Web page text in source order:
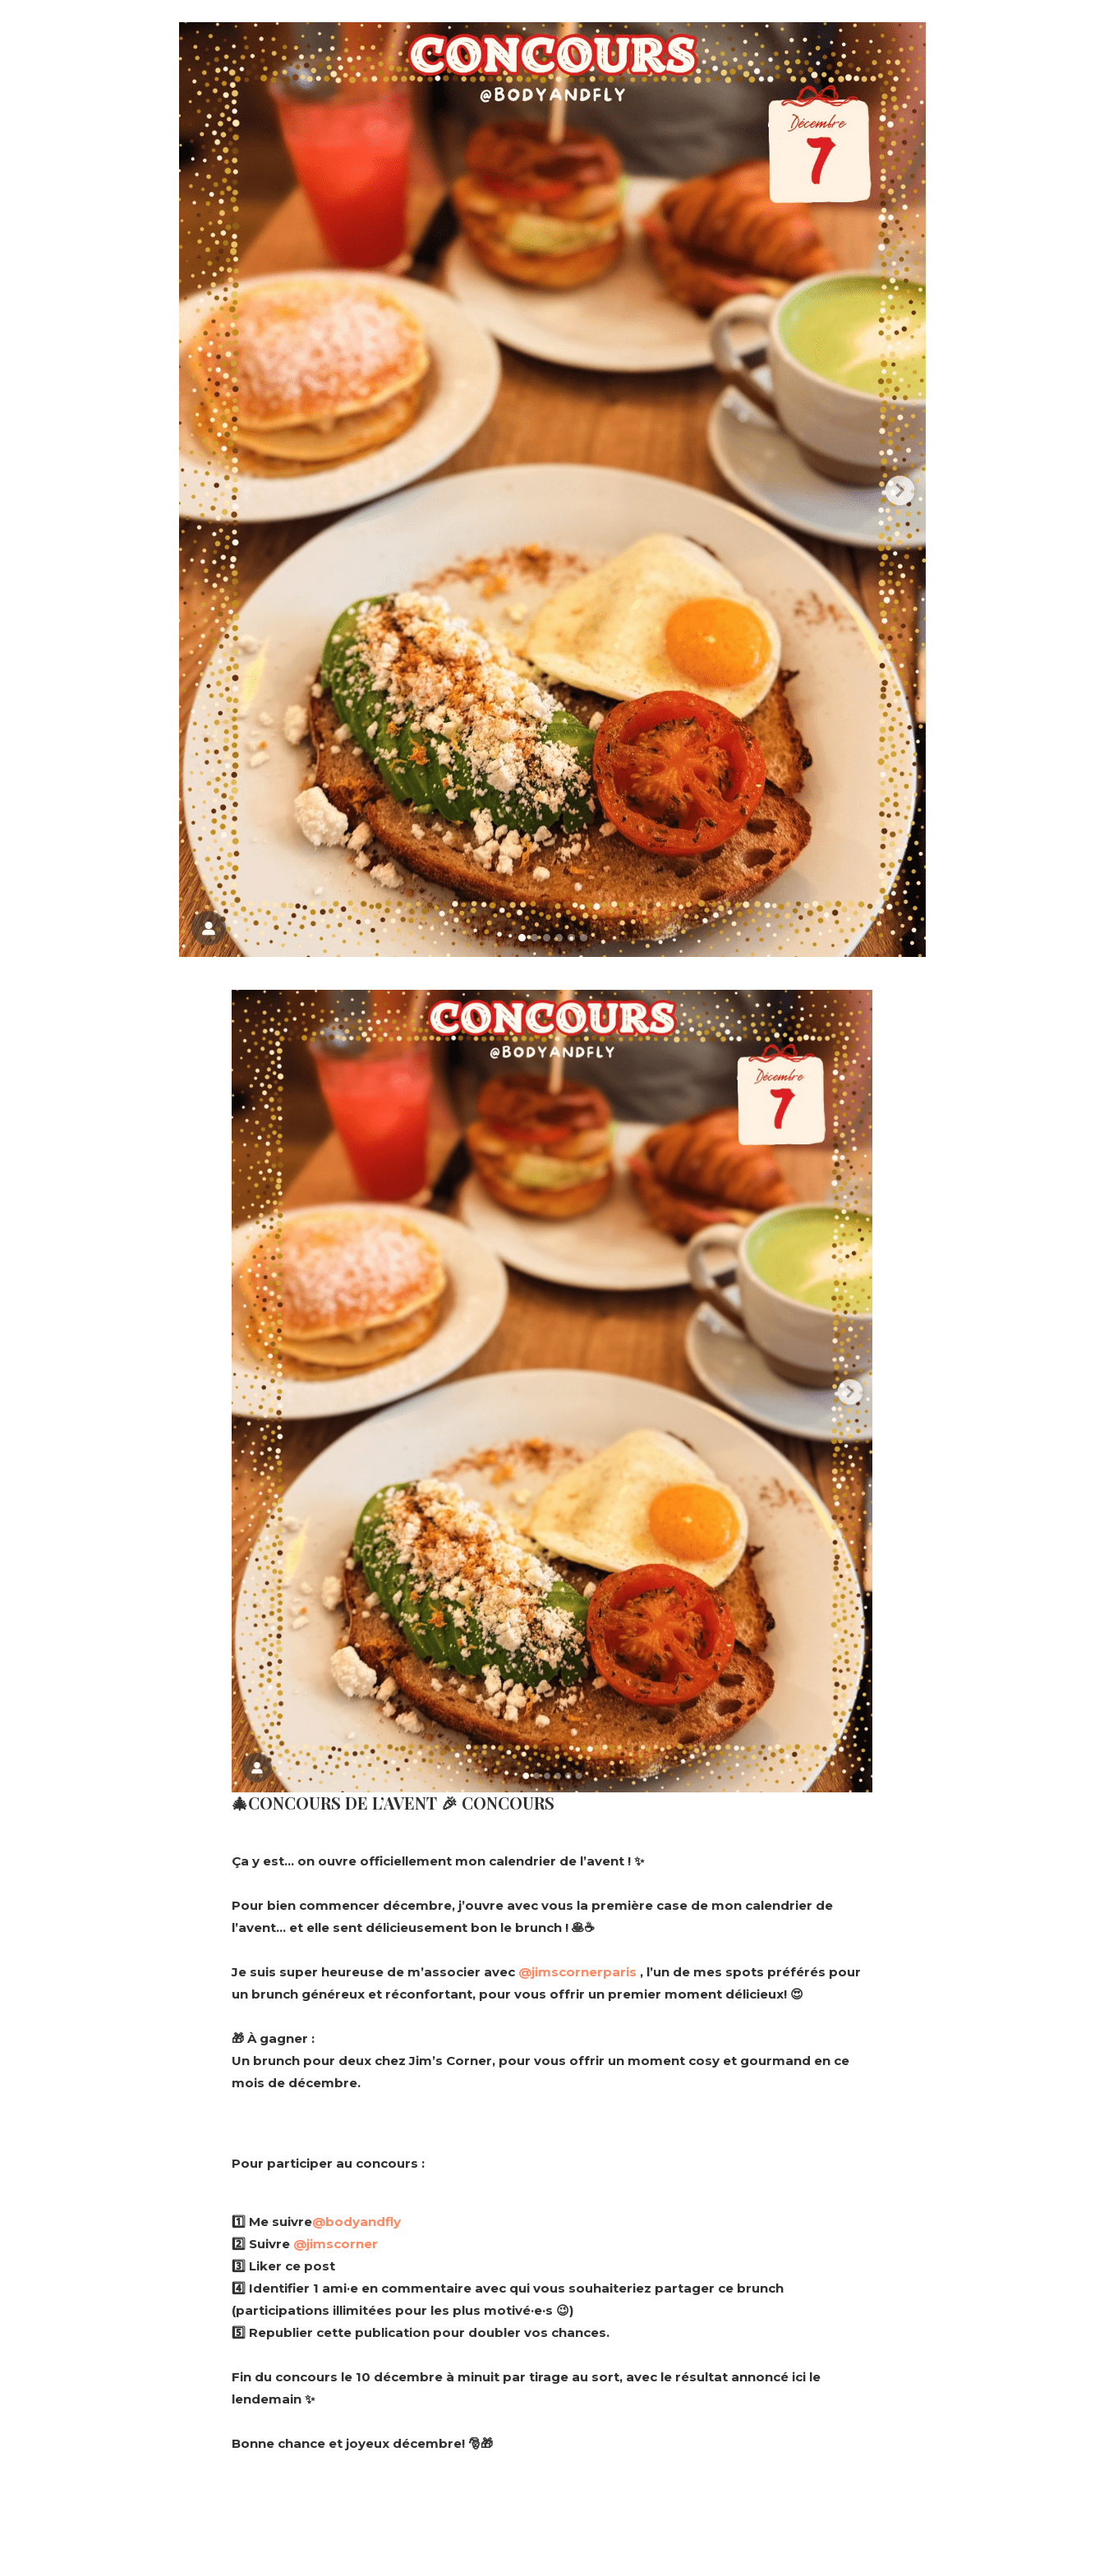
🎄CONCOURS DE L’AVENT 🎉 CONCOURS
Ça y est… on ouvre officiellement mon calendrier de l’avent ! ✨
Pour bien commencer décembre, j’ouvre avec vous la première case de mon calendrier de
l’avent… et elle sent délicieusement bon le brunch ! 🥞☕️
Je suis super heureuse de m’associer avec @jimscornerparis , l’un de mes spots préférés pour
un brunch généreux et réconfortant, pour vous offrir un premier moment délicieux! 😍
🎁 À gagner :
Un brunch pour deux chez Jim’s Corner, pour vous offrir un moment cosy et gourmand en ce
mois de décembre.
Pour participer au concours :
1️⃣ Me suivre@bodyandfly
2️⃣ Suivre @jimscorner
3️⃣ Liker ce post
4️⃣ Identifier 1 ami·e en commentaire avec qui vous souhaiteriez partager ce brunch
(participations illimitées pour les plus motivé·e·s 😉)
5️⃣ Republier cette publication pour doubler vos chances.
Fin du concours le 10 décembre à minuit par tirage au sort, avec le résultat annoncé ici le
lendemain ✨
Bonne chance et joyeux décembre! 🎅🎁